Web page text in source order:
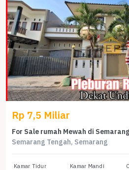
Rp 7,5 Miliar
Semarang Tengah, Semarang
Kamar Tidur Kamar Mandi